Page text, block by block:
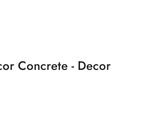
Concrete - Decor